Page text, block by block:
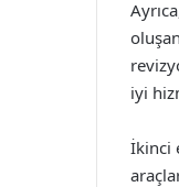
iyi
İkinci